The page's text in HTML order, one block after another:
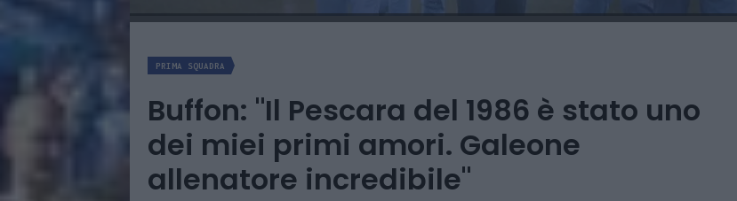
PRIMA SQUADRA
Buffon: "Il Pescara del 1986 è stato uno
dei miei primi amori. Galeone
allenatore incredibile"